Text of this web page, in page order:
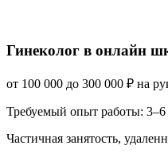
Гинеколог в онлайн
от 100 000 до 300 000 ₽ на
Требуемый опыт работы: 3–6
Частичная занятость,